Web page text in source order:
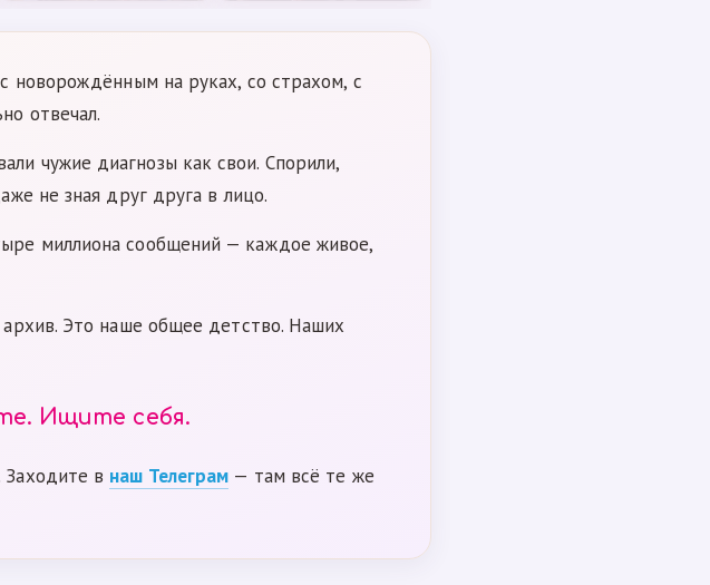
новорождённым на руках, со страхом, с
отвечал.
чужие диагнозы как свои. Спорили,
не зная друг друга в лицо.
миллиона сообщений — каждое живое,
Это наше общее детство. Наших
Ищите себя.
в наш Телеграм — там всё те же